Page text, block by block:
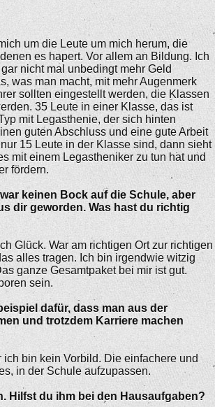
um die Leute um mich herum, die
es hapert. Vor allem an Bildung. Ich
nicht mal unbedingt mehr Geld
was man macht, mit mehr Augenmerk
sollten eingestellt werden, die Klassen
35 Leute in einer Klasse, das ist
mit Legasthenie, der sich hinten
guten Abschluss und eine gute Arbeit
15 Leute in der Klasse sind, dann sieht
mit einem Legastheniker zu tun hat und
fördern.
keinen Bock auf die Schule, aber
dir geworden. Was hast du richtig
Glück. War am richtigen Ort zur richtigen
alles tragen. Ich bin irgendwie witzig
ganze Gesamtpaket bei mir ist gut.
sein.
dafür, dass man aus der
und trotzdem Karriere machen
bin kein Vorbild. Die einfachere und
in der Schule aufzupassen.
Hilfst du ihm bei den Hausaufgaben?